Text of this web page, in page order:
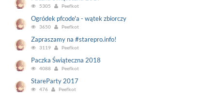
5305 Peefkot
Ogródek pfcode'a - wątek zbiorczy
3650 Peefkot
Zapraszamy na #starepro.info!
3119 Peefkot
Paczka Świąteczna 2018
4088 Peefkot
StareParty 2017
476 Peefkot